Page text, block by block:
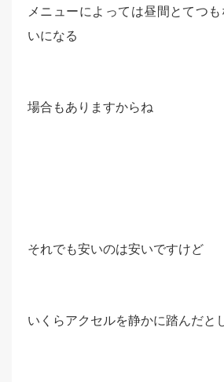
メニューによっては昼間とてつ
いになる
場合もありますからね
それでも安いのは安いですけど
いくらアクセルを静かに踏んだと